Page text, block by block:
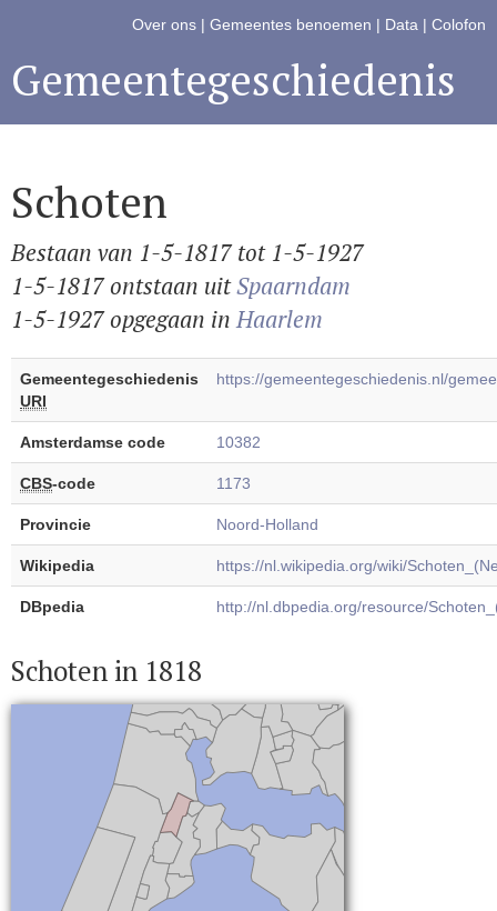
Over ons | Gemeentes benoemen | Data | Colofon
Gemeentegeschiedenis
Schoten
Bestaan van 1-5-1817 tot 1-5-1927
1-5-1817 ontstaan uitSpaarndam
1-5-1927 opgegaan inHaarlem
Gemeentegeschiedenis
URI
https://gemeentegeschiedenis.nl/
Amsterdamse code 10382
CBS-code 1173
Provincie Noord-Holland
Wikipedia https://nl.wikipedia.org/wiki/
DBpedia http://nl.dbpedia.org/resource/
Schoten in 1818